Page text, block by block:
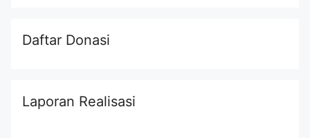
Daftar Donasi
Laporan Realisasi